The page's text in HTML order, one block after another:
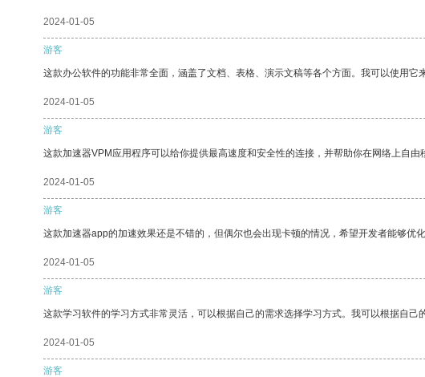
2024-01-05
游客
这款办公软件的功能非常全面，涵盖了文档、表格、演示文稿等各个方面。我可以使用它
2024-01-05
游客
这款加速器VPM应用程序可以给你提供最高速度和安全性的连接，并帮助你在网络上自由
2024-01-05
游客
这款加速器app的加速效果还是不错的，但偶尔也会出现卡顿的情况，希望开发者能够优化
2024-01-05
游客
这款学习软件的学习方式非常灵活，可以根据自己的需求选择学习方式。我可以根据自己
2024-01-05
游客